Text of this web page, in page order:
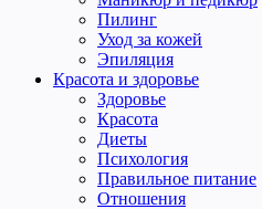
Пилинг
Уход за кожей
Эпиляция
Красота и здоровье
Здоровье
Красота
Диеты
Психология
Правильное питание
Отношения